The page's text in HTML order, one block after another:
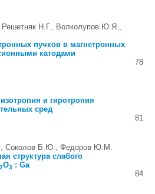
Н.Г., Волколупов Ю.Я.,
пучков в магнетронных
катодами
78
и гиротропия
сред
81
Соколов Б.Ю., Федоров Ю.М.
структура слабого
2O3 : Ga
84